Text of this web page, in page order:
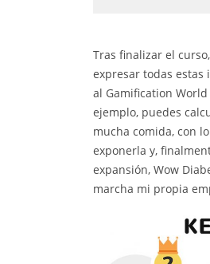
Tras finalizar el
expresar todas estas
al Gamification
ejemplo, puedes
mucha comida, con
exponerla y,
expansión, Wow
marcha mi propia